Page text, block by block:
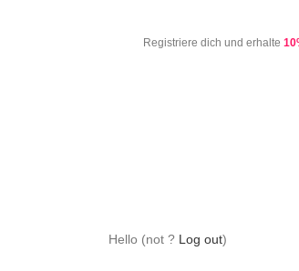
Registriere dich und erhalte
Hello (not ? Log out)